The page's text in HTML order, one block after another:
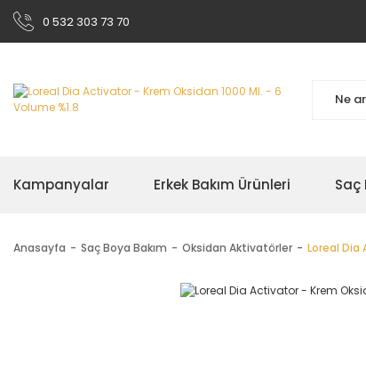
0 532 303 73 70
Kampanyalar Erkek Bakım Ürünleri Saç
Anasayfa Saç Boya Bakım Oksidan Aktivatörler Loreal Dia